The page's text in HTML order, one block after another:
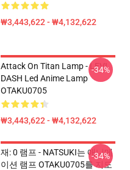
₩3,443,622 - ₩4,132,622
Attack On Titan Lamp - LEVI
DASH Led Anime Lamp
OTAKU0705
₩3,443,622 - ₩4,132,622
-34%
재: 0 램프 - NATSUKI는 애니메
이션 램프 OTAKU0705를 지도
-34%